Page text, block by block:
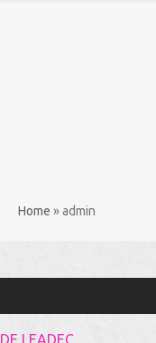
Home »admin
LEADEC